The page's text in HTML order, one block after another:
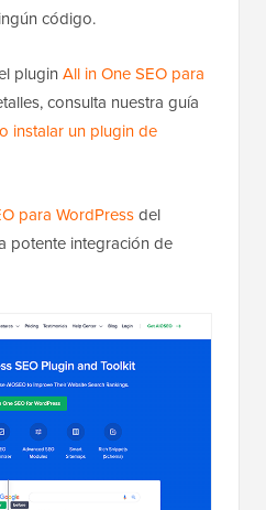
código.
plugin All in One SEO para
consulta nuestra guía
instalar un plugin de
para WordPressdel
potente integración de